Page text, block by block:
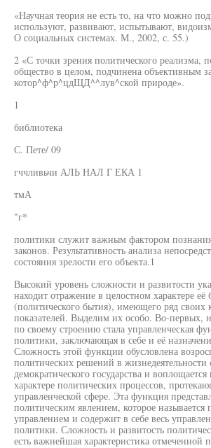
«Научная теория не есть то, на что можно
используют, развивают, испытывают,
О социальных системах. М., 2002, с. 55.)
2 «С точки зрения политического реализма,
общество в целом, подчинена объективным
котор^ф^р^цдЩД^^лув^ской природе».
1
библиотека
С. Пете/ 09
гччливьчи АЛЬ НАЛ Г ЕКА 1
тмА
"г*
политики служит важным фактором
законов. Результативность анализа
состояния зрелости его объекта.1
Высокий уровень сложности и развитости
находит отражение в целостном характере её
(политического бытия), имеющего ряд своих
показателей. Выделим их особо. Во-первых,
по своему строению стала управленческая
политики, заключающая в себе и её
Сложность этой функции обусловлена
политических решений в жизнедеятельности
демократического государства и
характере политических процессов,
управленческой сфере. Эта функция
политическим явлением, которое называется
управлением и содержит в себе весь
политики. Сложность и развитость
есть важнейшая характеристика отмеченной